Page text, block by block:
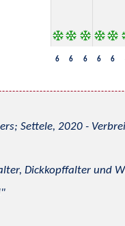
6 6 6 6 6
Settele, 2020 -
Dickkopffalter und